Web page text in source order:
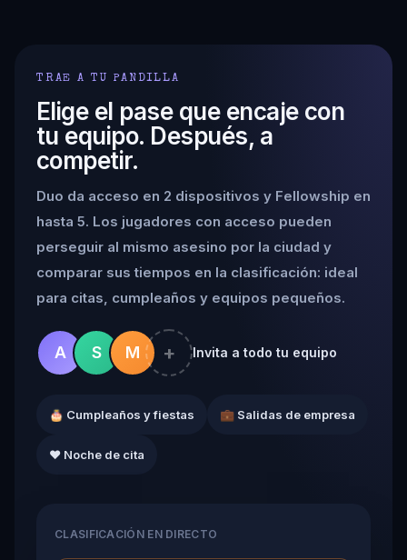
TRAE A TU PANDILLA
Elige el pase que encaje con
tu equipo. Después, a
competir.
Duo da acceso en 2 dispositivos y Fellowship en
hasta 5. Los jugadores con acceso pueden
perseguir al mismo asesino por la ciudad y
comparar sus tiempos en la clasificación: ideal
para citas, cumpleaños y equipos pequeños.
A S M + Invita a todo tu equipo
🎂 Cumpleaños y fiestas 💼 Salidas de empresa
❤️ Noche de cita
CLASIFICACIÓN EN DIRECTO